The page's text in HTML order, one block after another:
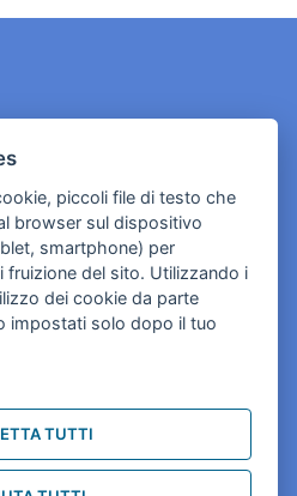
privacypiccoli file di testo che
browser sul dispositivo
smartphone) per
fruizione del sito. Utilizzando i
dei cookie da parte
impostati solo dopo il tuo
TUTTI